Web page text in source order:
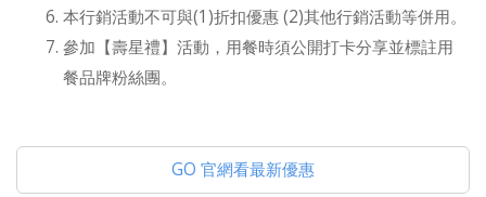
本行銷活動不可與(1)折扣優惠 (2)其他行銷活動等併用。
參加【壽星禮】活動，用餐時須公開打卡分享並標註用
餐品牌粉絲團。
GO 官網看最新優惠